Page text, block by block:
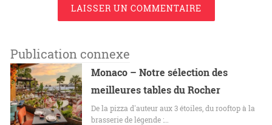
LAISSER UN COMMENTAIRE
Publication connexe
Monaco – Notre sélection des
meilleures tables du Rocher
De la pizza d'auteur aux 3 étoiles, du rooftop à la
brasserie de légende :…